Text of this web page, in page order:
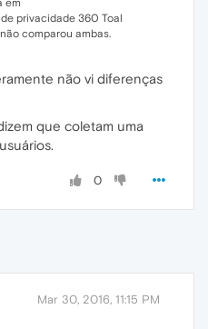
privacidade 360 Toal
comparou ambas.
não vi diferenças
que coletam uma
0
Mar 30, 2016, 11:15 PM